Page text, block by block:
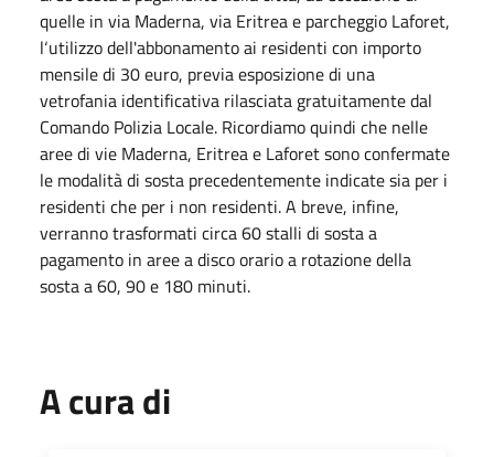
quelle in via Maderna, via Eritrea e parcheggio Laforet,
l‘utilizzo dell'abbonamento ai residenti con importo
mensile di 30 euro, previa esposizione di una
vetrofania identificativa rilasciata gratuitamente dal
Comando Polizia Locale. Ricordiamo quindi che nelle
aree di vie Maderna, Eritrea e Laforet sono confermate
le modalità di sosta precedentemente indicate sia per i
residenti che per i non residenti. A breve, infine,
verranno trasformati circa 60 stalli di sosta a
pagamento in aree a disco orario a rotazione della
sosta a 60, 90 e 180 minuti.
A cura di